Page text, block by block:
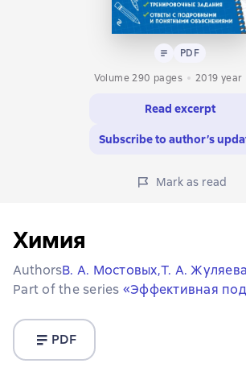
Text PDF
PDF
Volume 290 pages
2019 year
Read excerpt
Subscribe to author’s
Mark as read
Химия
AuthorsВ. А. Мостовых,Т. А. Жуляева
Part of the series «Эффективная
PDF